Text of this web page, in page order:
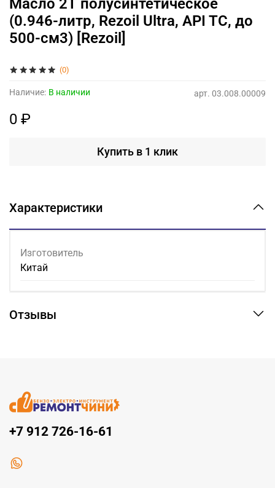
(0)
арт. 03.008.00009
Наличие: В наличии
Масло 2Т полусинтетическое
(0.946-литр, Rezoil Ultra, API TC, до
500-см3) [Rezoil]
0 ₽
Купить в 1 клик
Характеристики
Изготовитель
Китай
Отзывы
+7 912 726-16-61